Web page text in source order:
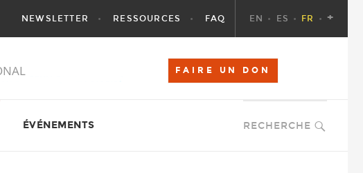
EN ES FR +
NEWSLETTER RESSOURCES FAQ
FAIRE UN DON
RECHERCHE
ÉVÉNEMENTS